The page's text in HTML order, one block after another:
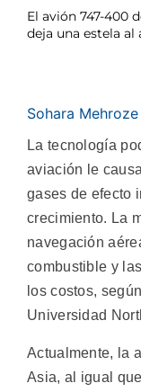
El avión 747-400
deja una estela al
Sohara
La tecnología
aviación le
gases de efecto
crecimiento. La
navegación
combustible y
los costos,
Universidad
Actualmente, la
Asia, al igual